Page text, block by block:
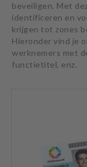
beveiligen. Met
identificeren en
krijgen tot zones
Hieronder vind je
werknemers met
functietitel, enz.